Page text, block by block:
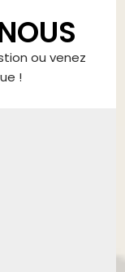
ou venez
!